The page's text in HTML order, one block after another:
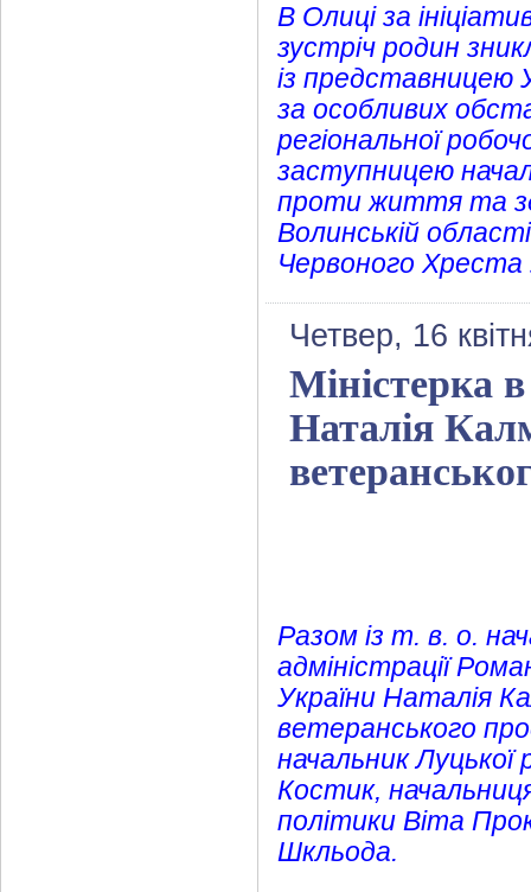
В Олиці за
зустріч родин
із представницею
за особливих
регіональної
заступницею
проти життя та
Волинській
Червоного Хреста
Четвер, 16
Міністерка
Наталія
Разом із т. в. о.
адміністрації
України Наталія
ветеранського
начальник Луцької
Костик,
політики Віта
Шкльода.